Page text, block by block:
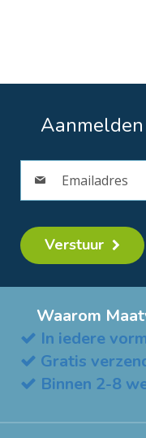
Verstuur
Waarom
In iedere
Gratis
Binnen 2-8